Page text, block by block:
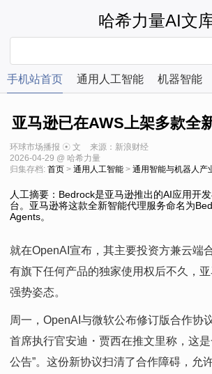
哈希力量AI文
手机站首页 通用人工智能 机器智能
亚马逊已在AWS上架多款全
环球市场播报 ☉ 文
来源：新浪财经
2026-04-29 @ 哈希力量
归集存档: 首页 > 通用人工智能 > 通用智能与机器人产
人工摘要：Bedrock是亚马逊推出的AI应用开
台。亚马逊将这款全新智能代理服务命名为
Agents。
就在OpenAI宣布，其主要投资方兼云端
有旗下任何产品的独家使用权后不久，
强势姿态。
周一，OpenAI与微软公布修订版合作协
首席执行官安迪 ・ 贾西在推文里称，这
公告”。这份新协议扫清了合作障碍，允